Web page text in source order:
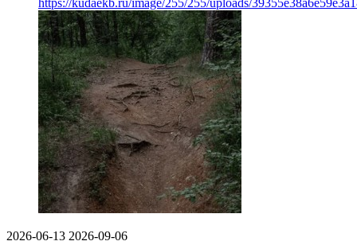
https://kudaekb.ru/image/255/255/uploads/
2026-06-13 2026-09-06